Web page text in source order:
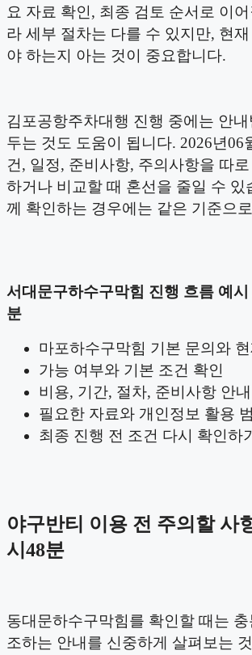
요 자료 확인, 최종 검토 순서로 이
라 세부 절차는 다를 수 있지만, 현
야 하는지 아는 것이 중요합니다.
김포공항주차대행 진행 중에는 안
두는 것도 도움이 됩니다. 2026년06
건, 일정, 준비사항, 주의사항을 따
하거나 비교할 때 혼선을 줄일 수
께 확인하는 경우에는 같은 기준으
서대문구하수구막힘 진행 흐름 예
분
마포하수구막힘 기본 문의와
가능 여부와 기본 조건 확인
비용, 기간, 절차, 준비사항 안
필요한 자료와 개인정보 활용
최종 진행 전 조건 다시 확인하기
야구반티 이용 전 주의할 사
시48분
동대문하수구막힘를 확인할 때는
조하는 안내를 신중하게 살펴보는